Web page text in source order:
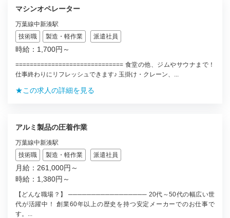
マシンオペレーター
万葉線中新湊駅
技術職
製造・軽作業 派遣社員
時給：1,700円～
============================== 食堂の他、ジムやサウナまで！
仕事終わりにリフレッシュできます♪ 玉掛け・クレーン、...
★この求人の詳細を見る
アルミ製品の圧着作業
万葉線中新湊駅
技術職
製造・軽作業 派遣社員
月給：261,000円～
時給：1,380円～
【どんな職場？】 ───────────────── 20代～50代の幅広い世
代が活躍中！ 創業60年以上の歴史を持つ安定メーカーでのお仕事で
す。...